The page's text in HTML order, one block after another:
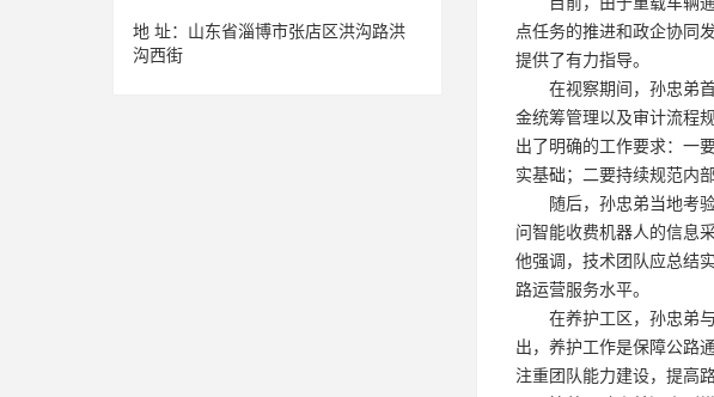
地 址：山东省淄博市张店区洪沟路洪
沟西街
点任务的推进和政企协同
提供了有力指导。
在视察期间，孙忠弟首
金统筹管理以及审计流程
出了明确的工作要求：一
实基础；二要持续规范内
随后，孙忠弟当地考验
问智能收费机器人的信息
他强调，技术团队应总结
路运营服务水平。
在养护工区，孙忠弟与
出，养护工作是保障公路
注重团队能力建设，提高